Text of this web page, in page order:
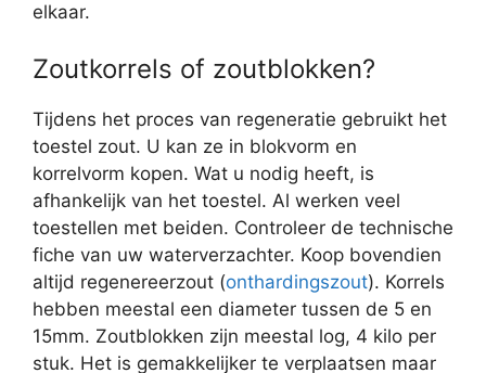
elkaar.
Zoutkorrels of zoutblokken?
Tijdens het proces van regeneratie gebruikt het
toestel zout. U kan ze in blokvorm en
korrelvorm kopen. Wat u nodig heeft, is
afhankelijk van het toestel. Al werken veel
toestellen met beiden. Controleer de technische
fiche van uw waterverzachter. Koop bovendien
altijd regenereerzout (onthardingszout). Korrels
hebben meestal een diameter tussen de 5 en
15mm. Zoutblokken zijn meestal log, 4 kilo per
stuk. Het is gemakkelijker te verplaatsen maar